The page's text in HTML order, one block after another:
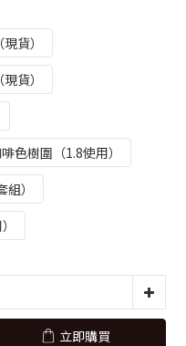
貨）
貨）
色樹圍（1.8使用）
）
立即購買